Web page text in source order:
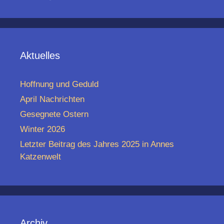
Aktuelles
Hoffnung und Geduld
April Nachrichten
Gesegnete Ostern
Winter 2026
Letzter Beitrag des Jahres 2025 in Annes
Katzenwelt